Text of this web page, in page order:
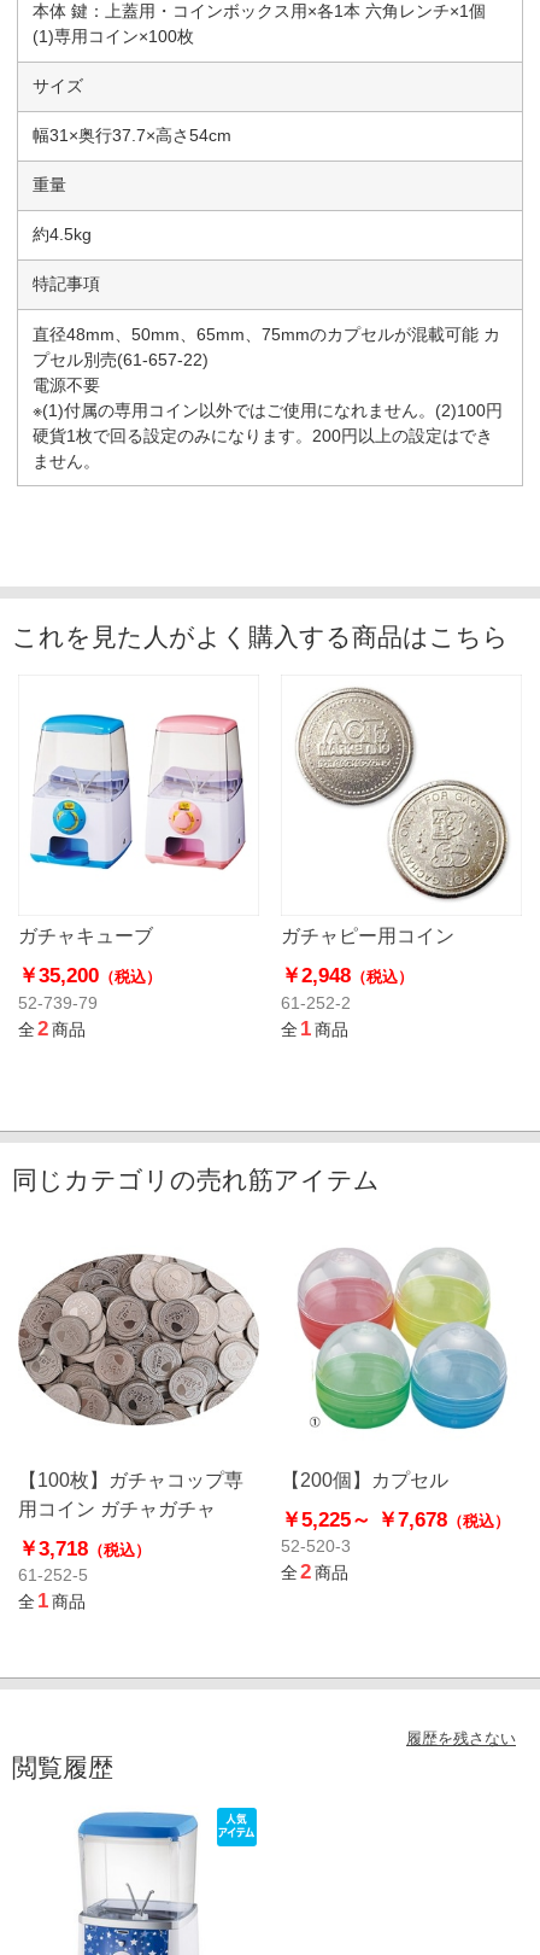
本体 鍵：上蓋用・コインボックス用×各1本 六角レンチ×1個
(1)専用コイン×100枚
サイズ
幅31×奥行37.7×高さ54cm
重量
約4.5kg
特記事項
直径48mm、50mm、65mm、75mmのカプセルが混載可能 カ
プセル別売(61-657-22)
電源不要
※(1)付属の専用コイン以外ではご使用になれません。(2)100円
硬貨1枚で回る設定のみになります。200円以上の設定はでき
ません。
これを見た人がよく購入する商品はこちら
ガチャキューブ
￥35,200 （税込）
52-739-79
全2商品
ガチャピー用コイン
￥2,948（税込）
61-252-2
全1商品
同じカテゴリの売れ筋アイテム
【100枚】ガチャコップ専
用コイン ガチャガチャ
￥3,718 （税込）
61-252-5
全1商品
【200個】カプセル
￥5,225～ ￥7,678（税込）
52-520-3
全2商品
履歴を残さない
閲覧履歴